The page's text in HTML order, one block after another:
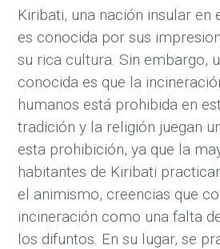
Kiribati, una nación insular en
es conocida por sus
su rica cultura. Sin embargo,
conocida es que la
humanos está prohibida en
tradición y la religión juegan
esta prohibición, ya que la
habitantes de Kiribati
el animismo, creencias que
incineración como una falta
los difuntos. En su lugar, se